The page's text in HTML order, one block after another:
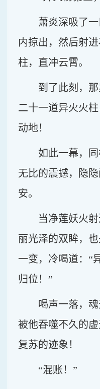
萧炎深吸了
内掠出，然后射
柱，直冲云霄。
到了此刻，
二十一道异火火
动地！
如此一幕，
无比的震撼，隐
安。
当净莲妖火
丽光泽的双眸，
一变，冷喝道：“
归位！”
喝声一落，
被他吞噬不久的
复苏的迹象！
“混账！”